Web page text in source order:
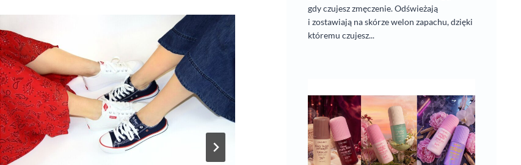
OnlyBio Baby&Kids
gdy czujesz zmęczenie. Odświeżają
i zostawiają na skórze welon zapachu, dzięki
któremu czujesz...